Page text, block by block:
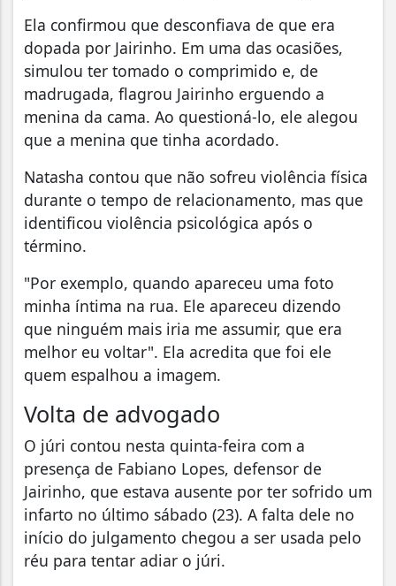
Ela confirmou que desconfiava de que era
dopada por Jairinho. Em uma das ocasiões,
simulou ter tomado o comprimido e, de
madrugada, flagrou Jairinho erguendo a
menina da cama. Ao questioná-lo, ele alegou
que a menina que tinha acordado.
Natasha contou que não sofreu violência física
durante o tempo de relacionamento, mas que
identificou violência psicológica após o
término.
"Por exemplo, quando apareceu uma foto
minha íntima na rua. Ele apareceu dizendo
que ninguém mais iria me assumir, que era
melhor eu voltar". Ela acredita que foi ele
quem espalhou a imagem.
Volta de advogado
O júri contou nesta quinta-feira com a
presença de Fabiano Lopes, defensor de
Jairinho, que estava ausente por ter sofrido um
infarto no último sábado (23). A falta dele no
início do julgamento chegou a ser usada pelo
réu para tentar adiar o júri.